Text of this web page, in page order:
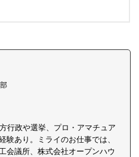
行政や選挙、プロ・アマチュア
験あり。ミライのお仕事では、
会議所、株式会社オープンハウ